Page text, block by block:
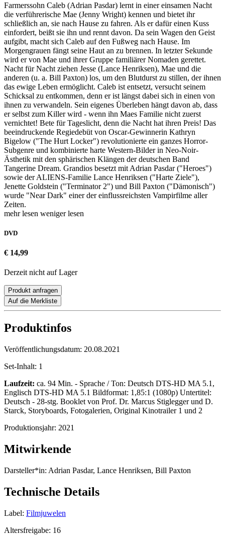
Farmerssohn Caleb (Adrian Pasdar) lernt in einer einsamen Nacht
die verführerische Mae (Jenny Wright) kennen und bietet ihr
schließlich an, sie nach Hause zu fahren. Als er dafür einen Kuss
einfordert, beißt sie ihn und rennt davon. Da sein Wagen den Geist
aufgibt, macht sich Caleb auf den Fußweg nach Hause. Im
Morgengrauen fängt seine Haut an zu brennen. In letzter Sekunde
wird er von Mae und ihrer Gruppe familiärer Nomaden gerettet.
Nacht für Nacht ziehen Jesse (Lance Henriksen), Mae und die
anderen (u. a. Bill Paxton) los, um den Blutdurst zu stillen, der ihnen
das ewige Leben ermöglicht. Caleb ist entsetzt, versucht seinem
Schicksal zu entkommen, denn er ist längst dabei sich in einen von
ihnen zu verwandeln. Sein eigenes Überleben hängt davon ab, dass
er selbst zum Killer wird - wenn ihn Maes Familie nicht zuerst
vernichtet! Bete für Tageslicht, denn die Nacht hat ihren Preis! Das
beeindruckende Regiedebüt von Oscar-Gewinnerin Kathryn
Bigelow ("The Hurt Locker") revolutionierte ein ganzes Horror-
Subgenre und kombinierte harte Western-Bilder in Neo-Noir-
Ästhetik mit den sphärischen Klängen der deutschen Band
Tangerine Dream. Grandios besetzt mit Adrian Pasdar ("Heroes")
sowie der ALIENS-Familie Lance Henriksen ("Harte Ziele"),
Jenette Goldstein ("Terminator 2") und Bill Paxton ("Dämonisch")
wurde "Near Dark" einer der einflussreichsten Vampirfilme aller
Zeiten.
mehr lesen weniger lesen
DVD
€ 14,99
Derzeit nicht auf Lager
Produkt anfragen
Auf die Merkliste
Produktinfos
Veröffentlichungsdatum: 20.08.2021
Set-Inhalt: 1
Laufzeit: ca. 94 Min. - Sprache / Ton: Deutsch DTS-HD MA 5.1,
Englisch DTS-HD MA 5.1 Bildformat: 1,85:1 (1080p) Untertitel:
Deutsch - 28-stg. Booklet von Prof. Dr. Marcus Stiglegger und D.
Starck, Storyboards, Fotogalerien, Original Kinotrailer 1 und 2
Produktionsjahr: 2021
Mitwirkende
Darsteller*in: Adrian Pasdar, Lance Henriksen, Bill Paxton
Technische Details
Label: Filmjuwelen
Altersfreigabe: 16